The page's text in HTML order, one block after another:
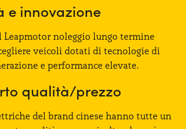
e innovazione
Leapmotor noleggio lungo termine
veicoli dotati di tecnologie di
e performance elevate.
qualità/prezzo
del brand cinese hanno tutte un